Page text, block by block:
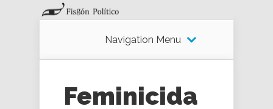
Navigation Menu
Feminicida